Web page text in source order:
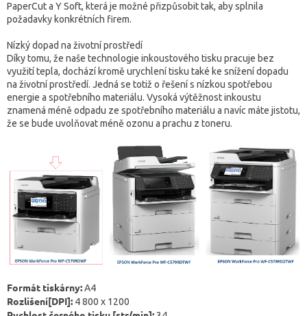
PaperCut a Y Soft, která je možné přizpůsobit tak, aby splnila
požadavky konkrétních firem.
Nízký dopad na životní prostředí
Díky tomu, že naše technologie inkoustového tisku pracuje bez
využití tepla, dochází kromě urychlení tisku také ke snížení dopadu
na životní prostředí. Jedná se totiž o řešení s nízkou spotřebou
energie a spotřebního materiálu. Vysoká výtěžnost inkoustu
znamená méně odpadu ze spotřebního materiálu a navíc máte jistotu,
že se bude uvolňovat méně ozonu a prachu z toneru.
Formát tiskárny:A4
Rozlišení[DPI]: 4 800 x 1200